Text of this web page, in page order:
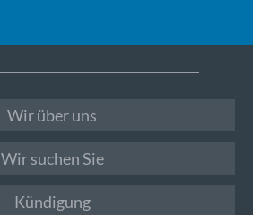
Wir über uns
Wir suchen Sie
Kündigung